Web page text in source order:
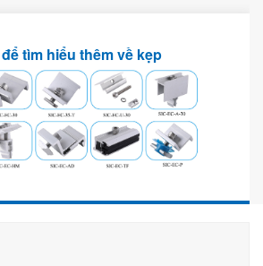
tìm hiểu thêm về kẹp